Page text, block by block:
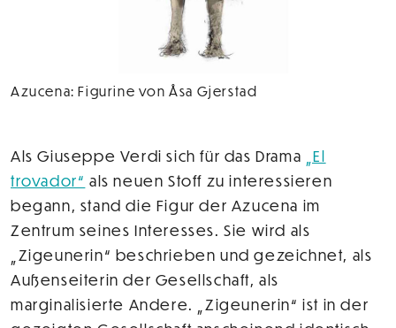
Azucena: Figurine von Åsa Gjerstad
Als Giuseppe Verdi sich für das Drama
„El
trovador“ als neuen Stoff zu interessieren
begann, stand die Figur der Azucena im
Zentrum seines Interesses. Sie wird als
„Zigeunerin“ beschrieben und gezeichnet, als
Außenseiterin der Gesellschaft, als
marginalisierte Andere. „Zigeunerin“ ist in der